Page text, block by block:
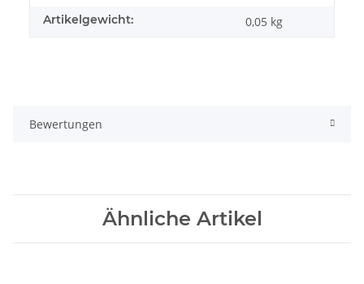
Artikelgewicht: 0,05 kg
Bewertungen
Ähnliche Artikel